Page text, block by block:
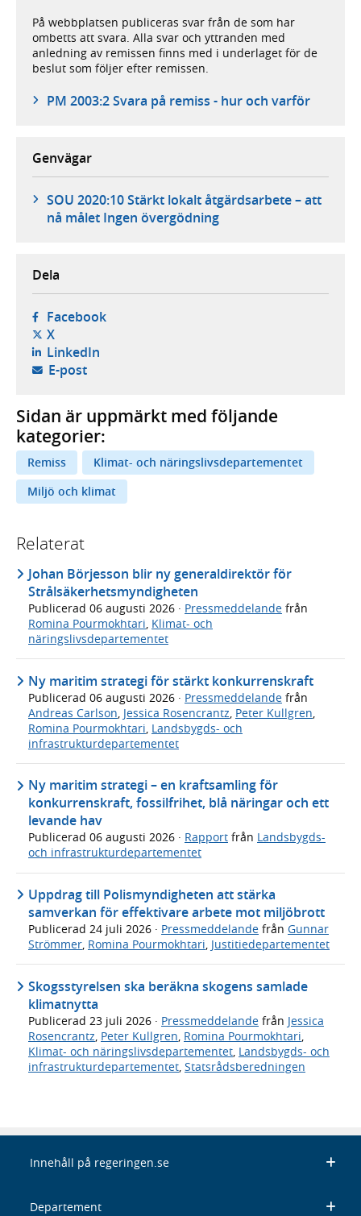
På webbplatsen publiceras svar från de som har
ombetts att svara. Alla svar och yttranden med
anledning av remissen finns med i underlaget för de
beslut som följer efter remissen.
PM 2003:2 Svara på remiss - hur och varför
Genvägar
SOU 2020:10 Stärkt lokalt åtgärdsarbete – att
nå målet Ingen övergödning
Dela
Facebook- öppnas i ny flik, extern webbplats,
X- öppnas i ny flik, extern webbplats,
LinkedIn- öppnas i ny flik, extern webbplats,
E-post- öppnar din e-postklient,
Sidan är uppmärkt med följande
kategorier:
Remiss
Klimat- och näringslivsdepartementet
Miljö och klimat
Relaterat
Johan Börjesson blir ny generaldirektör för
Strålsäkerhetsmyndigheten
Publicerad 06 augusti 2026 · Pressmeddelande från
Romina Pourmokhtari, Klimat- och
näringslivsdepartementet
Ny maritim strategi för stärkt konkurrenskraft
Publicerad 06 augusti 2026 · Pressmeddelande från
Andreas Carlson Jessica Rosencrantz Peter Kullgren
Romina Pourmokhtari Landsbygds- och
infrastrukturdepartementet
Ny maritim strategi – en kraftsamling för
konkurrenskraft, fossilfrihet, blå näringar och ett
levande hav
Publicerad 06 augusti 2026 · Rapport från Landsbygds-
och infrastrukturdepartementet
Uppdrag till Polismyndigheten att stärka
samverkan för effektivare arbete mot miljöbrott
Publicerad 24 juli 2026 · Pressmeddelande från Gunnar
Strömmer, Romina Pourmokhtari, Justitiedepartementet
Skogsstyrelsen ska beräkna skogens samlade
klimatnytta
Publicerad 23 juli 2026 · Pressmeddelande från Jessica
Rosencrantz Peter Kullgren Romina Pourmokhtari
Klimat- och näringslivsdepartementet Landsbygds- och
infrastrukturdepartementet Statsrådsberedningen
Innehåll på regeringen.se
Departement